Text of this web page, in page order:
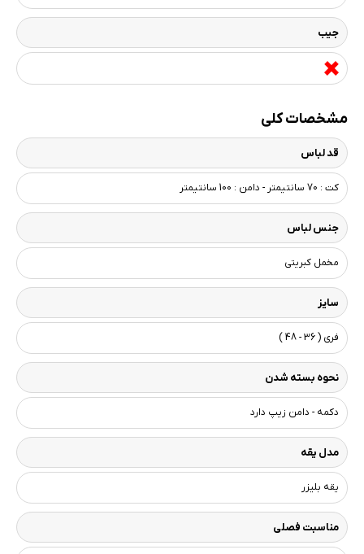
جیب
مشخصات کلی
قد لباس
کت : 70 سانتیمتر - دامن : 100 سانتیمتر
جنس لباس
مخمل کبریتی
سایز
فری ( 36 - 48 )
نحوه بسته شدن
دکمه - دامن زیپ دارد
مدل یقه
یقه بلیزر
مناسبت فصلی